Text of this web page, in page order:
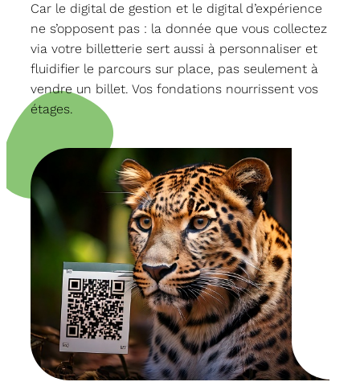
Car le digital de gestion et le digital d’expérience
ne s’opposent pas : la donnée que vous collectez
via votre billetterie sert aussi à personnaliser et
fluidifier le parcours sur place, pas seulement à
vendre un billet. Vos fondations nourrissent vos
étages.